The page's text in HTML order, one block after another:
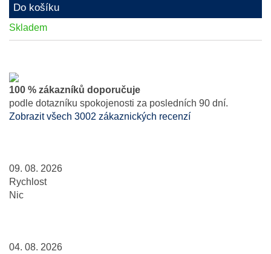
Do košíku
Skladem
100 % zákazníků doporučuje
podle dotazníku spokojenosti za posledních 90 dní.
Zobrazit všech 3002 zákaznických recenzí
09. 08. 2026
Rychlost
Nic
04. 08. 2026